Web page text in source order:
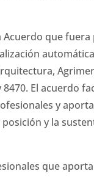
que fuera
El acuerdo
y
y la
que